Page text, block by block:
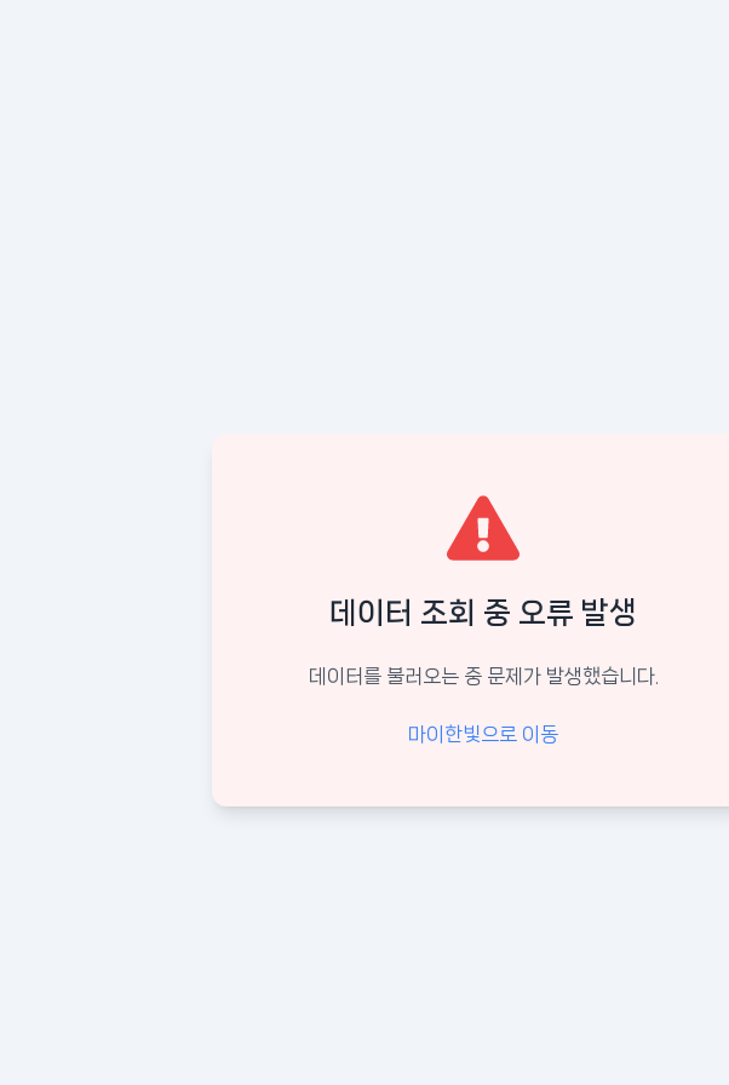
데이터 조회 중 오류 발생
데이터를 불러오는 중 문제가 발생했습니다.
마이한빛으로 이동